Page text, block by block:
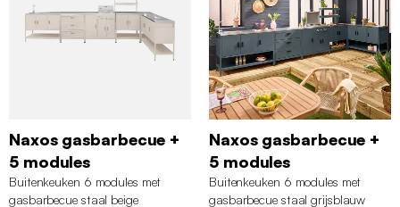
Naxos gasbarbecue +
5 modules
Buitenkeuken 6 modules met
gasbarbecue staal beige
Naxos gasbarbecue +
5 modules
Buitenkeuken 6 modules met
gasbarbecue staal grijsblauw